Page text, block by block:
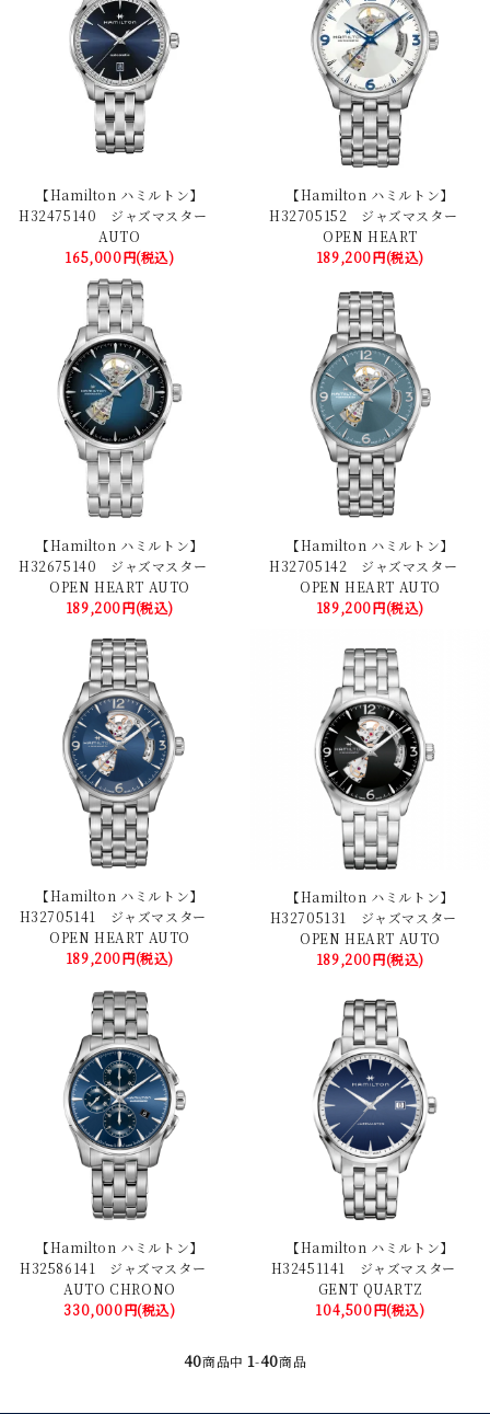
【Hamilton ハミルトン】
H32475140 ジャズマスター
AUTO
165,000円(税込)
【Hamilton ハミルトン】
H32705152 ジャズマスター
OPEN HEART
189,200円(税込)
【Hamilton ハミルトン】
H32675140 ジャズマスター
OPEN HEART AUTO
189,200円(税込)
【Hamilton ハミルトン】
H32705142 ジャズマスター
OPEN HEART AUTO
189,200円(税込)
【Hamilton ハミルトン】
H32705141 ジャズマスター
OPEN HEART AUTO
189,200円(税込)
【Hamilton ハミルトン】
H32705131 ジャズマスター
OPEN HEART AUTO
189,200円(税込)
【Hamilton ハミルトン】
H32586141 ジャズマスター
AUTO CHRONO
330,000円(税込)
【Hamilton ハミルトン】
H32451141 ジャズマスター
GENT QUARTZ
104,500円(税込)
40商品中 1-40商品